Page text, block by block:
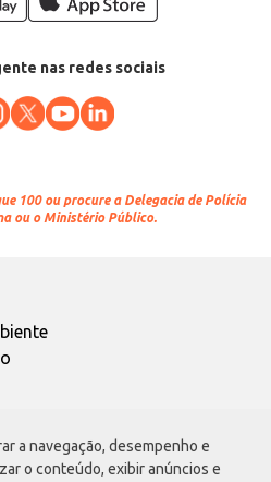
a navegação, desempenho e
o conteúdo, exibir anúncios e
nas redes sociais
100 ou procure a Delegacia de Polícia
ou o Ministério Público.
S.A.
6169, Vila Maria, São Paulo - SP | CEP
75.315.333/0001-09